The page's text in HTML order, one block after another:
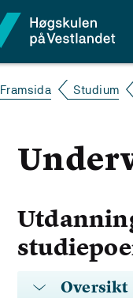
Framsida Studium
Oversikt